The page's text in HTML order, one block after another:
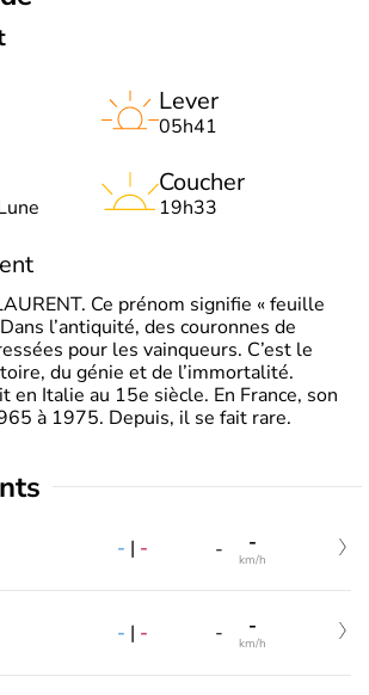
Lever
05h41
Coucher
19h33
Ce prénom signifie « feuille
l’antiquité, des couronnes de
pour les vainqueurs. C’est le
du génie et de l’immortalité.
en Italie au 15e siècle. En France, son
à 1975. Depuis, il se fait rare.
- | - - -
km/h
- | - - -
km/h